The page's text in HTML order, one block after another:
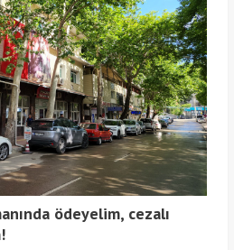
ödeyelim, cezalı